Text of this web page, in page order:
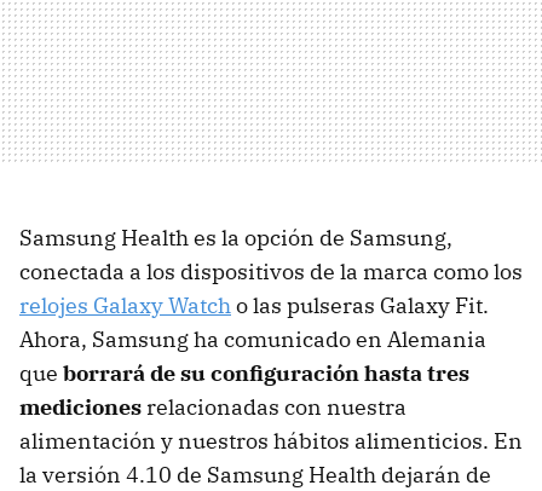
Samsung Health es la opción de Samsung,
conectada a los dispositivos de la marca como los
relojes Galaxy Watcho las pulseras Galaxy Fit.
Ahora, Samsung ha comunicado en Alemania
que borrará de su configuración hasta tres
mediciones relacionadas con nuestra
alimentación y nuestros hábitos alimenticios. En
la versión 4.10 de Samsung Health dejarán de